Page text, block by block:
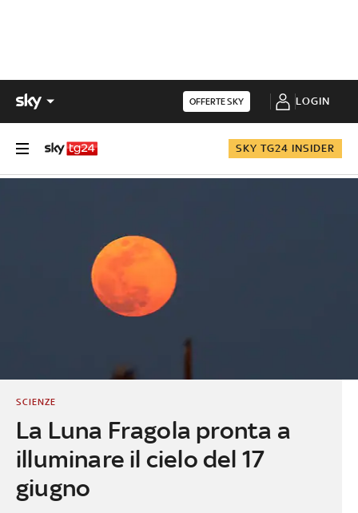
OFFERTE SKY LOGIN
SKY TG24 INSIDER
La Luna Fragola pronta a
illuminare il cielo del 17
giugno
SCIENZE